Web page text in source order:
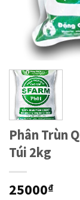
Phân Trùn
Túi 2kg
25000₫